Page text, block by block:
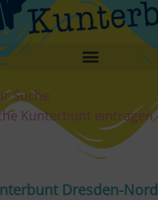
Suche
Kunterbunt eintragen
Dresden-Nord